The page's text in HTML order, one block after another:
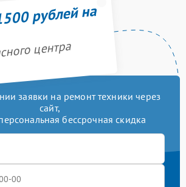
рублей на
центра
заявки на ремонт техники через
сайт,
бессрочная скидка